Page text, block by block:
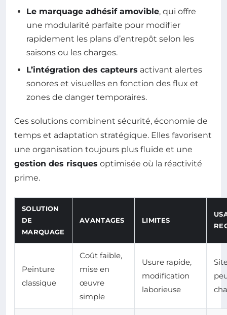
Le marquage adhésif amovible, qui offre
une modularité parfaite pour modifier
rapidement les plans d’entrepôt selon les
saisons ou les charges.
L’intégration des capteurs activant alertes
sonores et visuelles en fonction des flux et
zones de danger temporaires.
Ces solutions combinent sécurité, économie de
temps et adaptation stratégique. Elles favorisent
une organisation toujours plus fluide et une
gestion des risques optimisée où la réactivité
prime.
SOLUTION
DE
MARQUAGE
AVANTAGES LIMITES
Peinture
classique
Coût faible,
mise en
œuvre
simple
Usure rapide,
modification
laborieuse